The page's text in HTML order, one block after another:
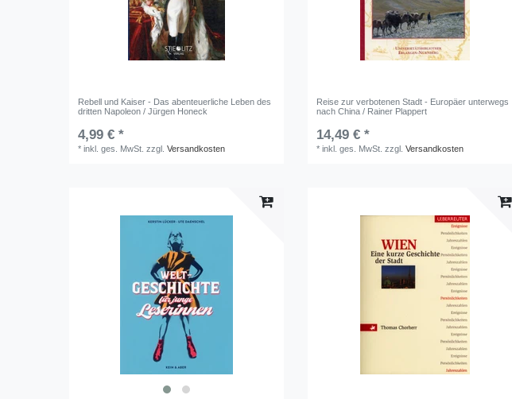
Rebell und Kaiser - Das abenteuerliche Leben des
dritten Napoleon / Jürgen Honeck
4,99 € *
*inkl. ges. MwSt. zzgl.Versandkosten
Reise zur verbotenen Stadt - Europäer unterwegs
nach China / Rainer Plappert
14,49 € *
*inkl. ges. MwSt. zzgl.Versandkosten